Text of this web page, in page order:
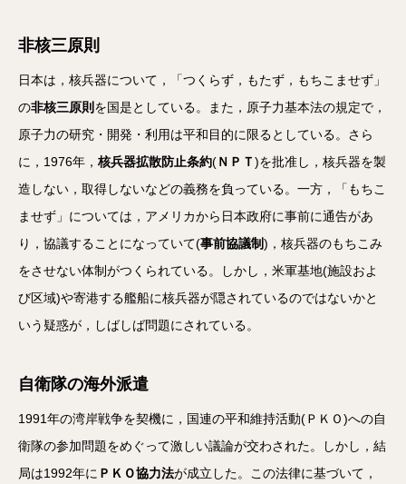
非核三原則
日本は，核兵器について，「つくらず，もたず，もちこませず」
の非核三原則 を国是としている。また，原子力基本法の規定で，
原子力の研究・開発・利用は平和目的に限るとしている。さら
に，1976年， 核兵器拡散防止条約(ＮＰＴ)を批准し，核兵器を製
造しない，取得しないなどの義務を負っている。一方，「もちこ
ませず」については，アメリカから日本政府に事前に通告があ
り，協議することになっていて(事前協議制)，核兵器のもちこみ
をさせない体制がつくられている。しかし，米軍基地(施設およ
び区域)や寄港する艦船に核兵器が隠されているのではないかと
いう疑惑が，しばしば問題にされている。
自衛隊の海外派遣
1991年の湾岸戦争を契機に，国連の平和維持活動(ＰＫＯ)への自
衛隊の参加問題をめぐって激しい議論が交わされた。しかし，結
局は1992年に ＰＫＯ協力法が成立した。この法律に基づいて，